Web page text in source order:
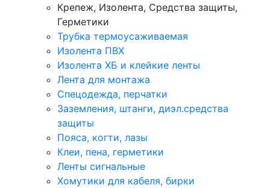
Крепеж, Изолента, Средства защиты,
Герметики
Трубка термоусаживаемая
Изолента ПВХ
Изолента ХБ и клейкие ленты
Лента для монтажа
Спецодежда, перчатки
Заземления, штанги, диэл.средства
защиты
Пояса, когти, лазы
Клеи, пена, герметики
Ленты сигнальные
Хомутики для кабеля, бирки